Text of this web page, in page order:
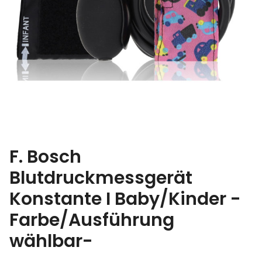
F. Bosch
Blutdruckmessgerät
Konstante I Baby/Kinder -
Farbe/Ausführung
wählbar-